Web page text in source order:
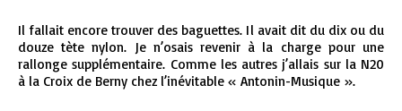
Il fallait encore trouver des baguettes. Il avait dit du dix ou du
douze tète nylon. Je n’osais revenir à la charge pour une
rallonge supplémentaire. Comme les autres j’allais sur la N20
à la Croix de Berny chez l’inévitable « Antonin-Musique ».